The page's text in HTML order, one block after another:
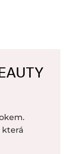
která